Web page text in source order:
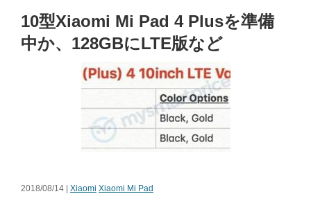
10型Xiaomi Mi Pad 4 Plusを準備
中か、128GBにLTE版など
2018/08/14 | Xiaomi Xiaomi Mi Pad